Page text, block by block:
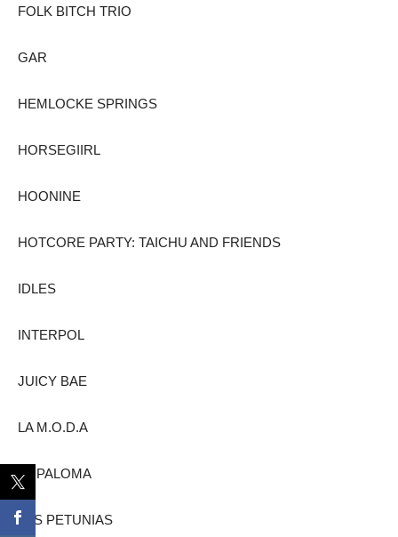
FOLK BITCH TRIO
GAR
HEMLOCKE SPRINGS
HORSEGIIRL
HOONINE
HOTCORE PARTY: TAICHU AND FRIENDS
IDLES
INTERPOL
JUICY BAE
LA M.O.D.A
LA PALOMA
LAS PETUNIAS